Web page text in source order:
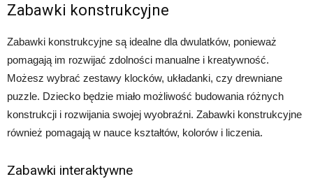
Zabawki konstrukcyjne
Zabawki konstrukcyjne są idealne dla dwulatków, ponieważ
pomagają im rozwijać zdolności manualne i kreatywność.
Możesz wybrać zestawy klocków, układanki, czy drewniane
puzzle. Dziecko będzie miało możliwość budowania różnych
konstrukcji i rozwijania swojej wyobraźni. Zabawki konstrukcyjne
również pomagają w nauce kształtów, kolorów i liczenia.
Zabawki interaktywne